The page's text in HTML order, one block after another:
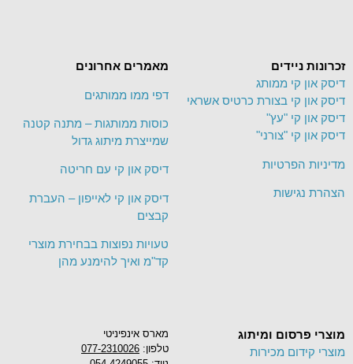
מארס אינפיניטי
טלפון: 077-2310026
מוצרי פרסום ומיתוג
מוצרי קידום מכירות
מאמרים אחרונים
דפי ממו ממותגים
כוסות ממותגות – מתנה קטנה
שמייצרת מיתוג גדול
דיסק און קי עם חריטה
דיסק און קי לאייפון – העברת
קבצים
טעויות נפוצות בבחירת מוצרי
קד"מ ואיך להימנע מהן
זכרונות ניידים
דיסק און קי ממותג
דיסק און קי בצורת כרטיס אשראי
דיסק און קי "עץ"
דיסק און קי "צורני"
מדיניות הפרטיות
הצהרת נגישות